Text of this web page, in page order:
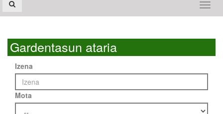
Gardentasun ataria
Izena
Mota